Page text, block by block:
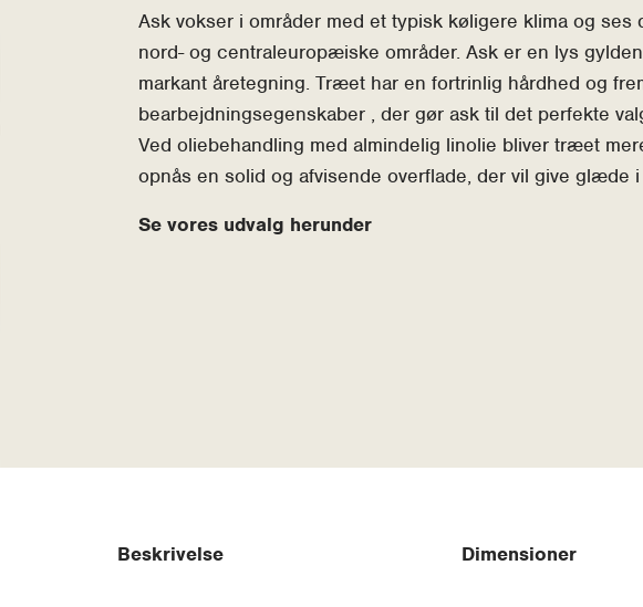
Slide
Ask vokser i områder med et typisk køligere klima og ses
nord- og centraleuropæiske områder. Ask er en lys
markant åretegning. Træet har en fortrinlig hårdhed og
bearbejdningsegenskaber , der gør ask til det perfekte
Ved oliebehandling med almindelig linolie bliver træet
opnås en solid og afvisende overflade, der vil give glæde i
Se vores udvalg herunder
Beskrivelse Dimensioner